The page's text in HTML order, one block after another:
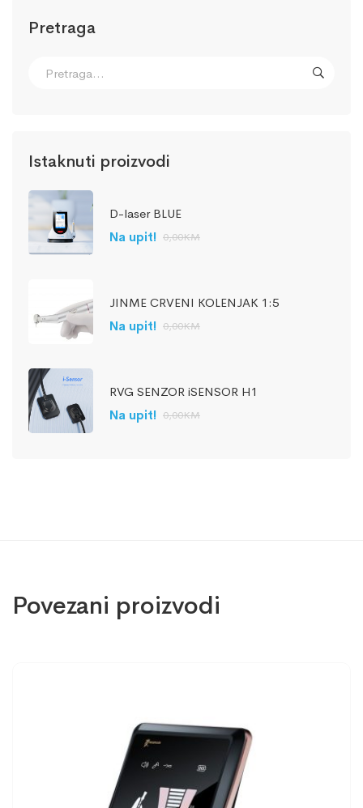
Pretraga
Istaknuti proizvodi
D-laser BLUE
Na upit! 0,00KM
JINME CRVENI KOLENJAK 1:5
Na upit! 0,00KM
RVG SENZOR iSENSOR H1
Na upit! 0,00KM
Povezani proizvodi